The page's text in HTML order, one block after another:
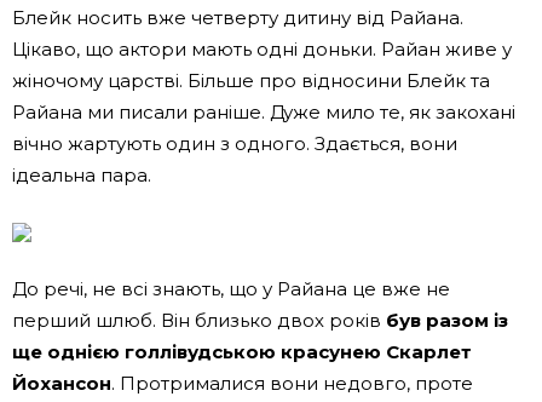
Блейк носить вже четверту дитину від Райана.
Цікаво, що актори мають одні доньки. Райан живе у
жіночому царстві. Більше про відносини Блейк та
Райана ми писали раніше. Дуже мило те, як закохані
вічно жартують один з одного. Здається, вони
ідеальна пара.
До речі, не всі знають, що у Райана це вже не
перший шлюб. Він близько двох років був разом із
ще однією голлівудською красунею Скарлет
Йохансон. Протрималися вони недовго, проте